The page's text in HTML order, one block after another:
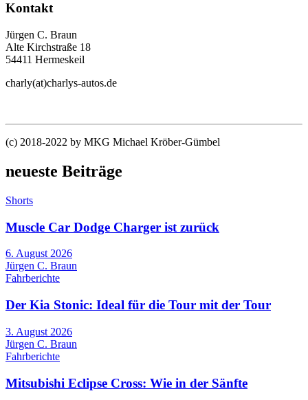
Kontakt
Jürgen C. Braun
Alte Kirchstraße 18
54411 Hermeskeil
charly(at)charlys-autos.de
(c) 2018-2022 by MKG Michael Kröber-Gümbel
neueste Beiträge
Shorts
Muscle Car Dodge Charger ist zurück
6. August 2026
Jürgen C. Braun
Fahrberichte
Der Kia Stonic: Ideal für die Tour mit der Tour
3. August 2026
Jürgen C. Braun
Fahrberichte
Mitsubishi Eclipse Cross: Wie in der Sänfte